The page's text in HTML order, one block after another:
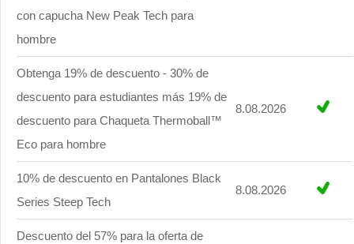
con capucha New Peak Tech para
hombre
Obtenga 19% de descuento - 30% de
descuento para estudiantes más 19% de
descuento para Chaqueta Thermoball™
Eco para hombre
8.08.2026
10% de descuento en Pantalones Black
Series Steep Tech
8.08.2026
Descuento del 57% para la oferta de